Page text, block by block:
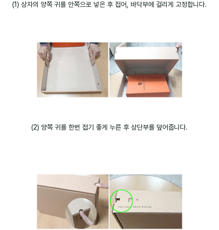
(1) 상자의 양쪽 귀를 안쪽으로 넣은 후 접어, 바닥부에 걸리게 고정합니다.
(2) 양쪽 귀를 한번 접기 좋게 누른 후 상단부를 덮어줍니다.